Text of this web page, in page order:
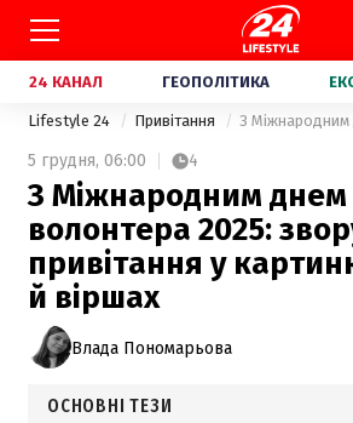
24 КАНАЛ ГЕОПОЛІТИКА
Lifestyle 24 Привітання
5 грудня, 06:00 4
З Міжнародним днем
волонтера 2025:
привітання у
й віршах
Влада Пономарьова
ОСНОВНІ ТЕЗИ